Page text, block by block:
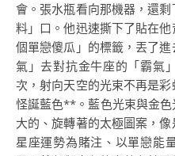
會。張水瓶看向那機器，還
料」口。他迅速撕下了貼在
個單戀傻瓜」的標籤，丟了
氣」去對抗金牛座的「霸氣
次，射向天空的光束不再是
怪誕藍色**。藍色光束與金色
大的、旋轉著的太極圖案，
星座運勢為賭注、以單戀能